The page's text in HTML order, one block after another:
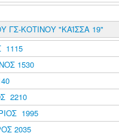
ΚΟΤΙΝΟΥ "ΚΑΪΣΣΑ 19"
1530
2210
1995
2035